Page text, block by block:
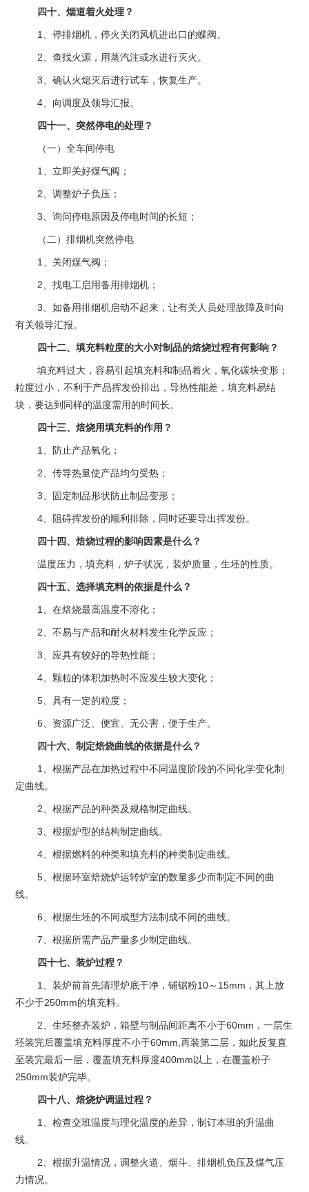
四十、烟道着火处理？
1、停排烟机，停火关闭风机进出口的蝶阀。
2、查找火源，用蒸汽注或水进行灭火。
3、确认火熄灭后进行试车，恢复生产。
4、向调度及领导汇报。
四十一、突然停电的处理？
（一）全车间停电
1、立即关好煤气阀；
2、调整炉子负压；
3、询问停电原因及停电时间的长短；
（二）排烟机突然停电
1、关闭煤气阀；
2、找电工启用备用排烟机；
3、如备用排烟机启动不起来，让有关人员处理故障及时向
有关领导汇报。
四十二、填充料粒度的大小对制品的焙烧过程有何影响？
填充料过大，容易引起填充料和制品着火，氧化碳块变形；
粒度过小，不利于产品挥发份排出，导热性能差，填充料易结
块，要达到同样的温度需用的时间长。
四十三、焙烧用填充料的作用？
1、防止产品氧化；
2、传导热量使产品均匀受热；
3、固定制品形状防止制品变形；
4、阻碍挥发份的顺利排除，同时还要导出挥发份。
四十四、焙烧过程的影响因素是什么？
温度压力，填充料，炉子状况，装炉质量，生坯的性质。
四十五、选择填充料的依据是什么？
1、在焙烧最高温度不溶化；
2、不易与产品和耐火材料发生化学反应；
3、应具有较好的导热性能；
4、颗粒的体积加热时不应发生较大变化；
5、具有一定的粒度；
6、资源广泛、便宜、无公害，便于生产。
四十六、制定焙烧曲线的依据是什么？
1、根据产品在加热过程中不同温度阶段的不同化学变化制
定曲线。
2、根据产品的种类及规格制定曲线。
3、根据炉型的结构制定曲线。
4、根据燃料的种类和填充料的种类制定曲线。
5、根据环室焙烧炉运转炉室的数量多少而制定不同的曲
线。
6、根据生坯的不同成型方法制成不同的曲线。
7、根据所需产品产量多少制定曲线。
四十七、装炉过程？
1、装炉前首先清理炉底干净，铺锯粉10～15mm，其上放
不少于250mm的填充料。
2、生坯整齐装炉，箱壁与制品间距离不小于60mm，一层生
坯装完后覆盖填充料厚度不小于60mm,再装第二层，如此反复直
至装完最后一层，覆盖填充料厚度400mm以上，在覆盖粉子
250mm装炉完毕。
四十八、焙烧炉调温过程？
1、检查交班温度与理化温度的差异，制订本班的升温曲
线。
2、根据升温情况，调整火道、烟斗、排烟机负压及煤气压
力情况。